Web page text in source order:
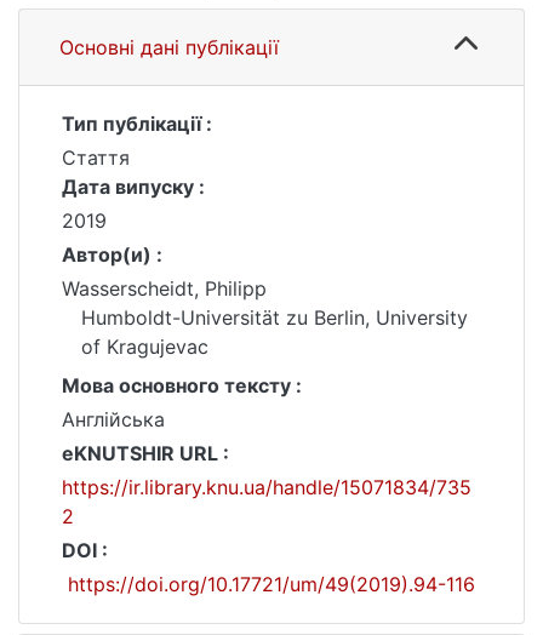
Основні дані публікації
Тип публікації :
Стаття
Дата випуску :
2019
Автор(и) :
Wasserscheidt, Philipp
Humboldt-Universität zu Berlin, University
of Kragujevac
Мова основного тексту :
Англійська
eKNUTSHIR URL :
https://ir.library.knu.ua/handle/15071834/735
2
DOI :
https://doi.org/10.17721/um/49(2019).94-116